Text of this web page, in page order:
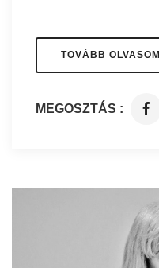
TOVÁBB OLVASOM
MEGOSZTÁS :